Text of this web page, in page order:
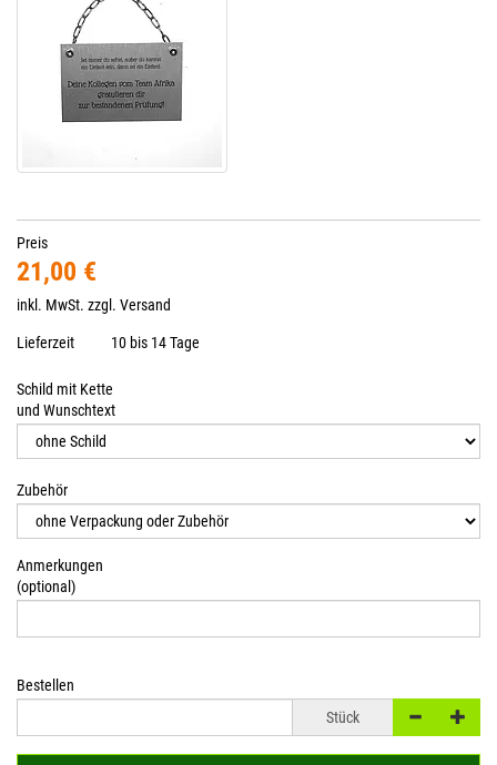
Preis
21,00 €
inkl. MwSt. zzgl. Versand
Lieferzeit 10 bis 14 Tage
Schild mit Kette
und Wunschtext
Zubehör
Anmerkungen
(optional)
Bestellen
Stück